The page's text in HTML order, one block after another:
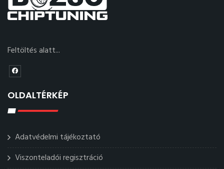
Feltöltés alatt...
OLDALTÉRKÉP
Adatvédelmi tájékoztató
Viszonteladói regisztráció